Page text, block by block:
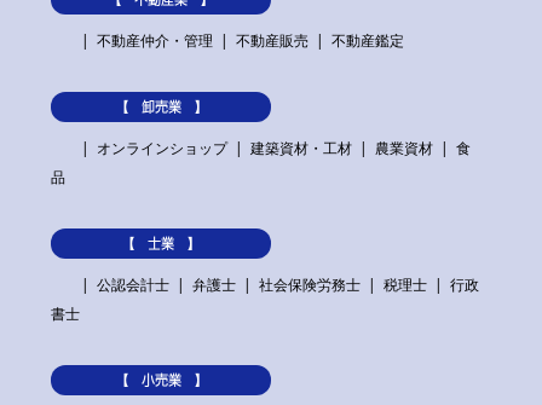
不動産仲介・管理
不動産販売 不動産鑑定
【 卸売業 】
オンラインショップ
建築資材・工材 農業資材
食
品
【 士業 】
公認会計士
弁護士 社会保険労務士 税理士
行政
書士
【 小売業 】